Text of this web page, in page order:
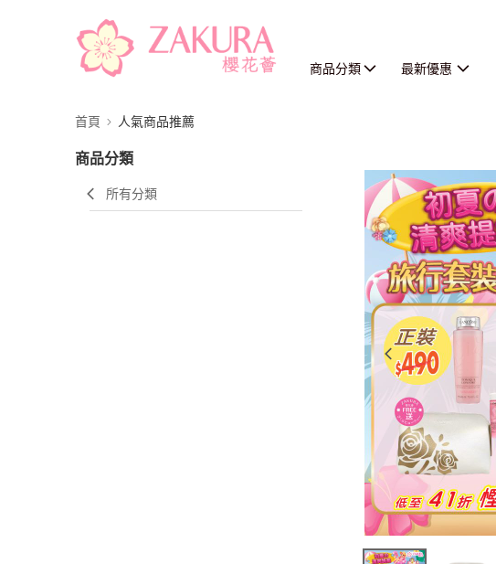
商品分類 最新優惠
首頁 人氣商品推薦
商品分類
所有分類